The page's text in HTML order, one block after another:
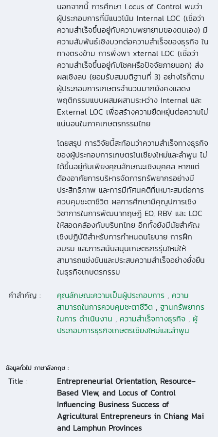
นอกจากนี้ การศึกษา Locus of Control พบว่า
ผู้ประกอบการที่มีแนวโน้ม Internal LOC (เชื่อว่า
ความสําเร็จขึ้นอยู่กับความพยายามของตนเอง) มี
ความสัมพันธ์เชิงบวกต่อความสําเร็จของธุรกิจ ใน
ทางตรงข้าม การพึ่งพา xternal LOC (เชื่อว่า
ความสําเร็จขึ้นอยู่กับโชคหรือปัจจัยภายนอก) ส่ง
ผลเชิงลบ (ยอมรับสมมติฐานที่ 3) อย่างไรก็ตาม
ผู้ประกอบการเกษตรจํานวนมากยังคงแสดง
พฤติกรรมแบบผสมผสานระหว่าง Internal และ
External LOC เพื่อสร้างความยืดหยุ่นต่อความไม่
แน่นอนในภาคเกษตรกรรมไทย
โดยสรุป การวิจัยนี้สะท้อนว่าความสําเร็จทางธุรกิจ
ของผู้ประกอบการเกษตรในเชียงใหม่และลําพูน ไม่
ได้ขึ้นอยู่กับเพียงคุณลักษณะเชิงบุคคล หากแต่
ต้องอาศัยการบริหารจัดการทรัพยากรอย่างมี
ประสิทธิภาพ และการมีทัศนคติที่เหมาะสมต่อการ
ควบคุมชะตาชีวิต ผลการศึกษามีคุณูปการเชิง
วิชาการในการพัฒนาทฤษฎี EO, RBV และ LOC
ให้สอดคล้องกับบริบทไทย อีกทั้งยังมีนัยสําคัญ
เชิงปฏิบัติสําหรับการกําหนดนโยบาย การฝึก
อบรม และการสนับสนุนเกษตรกรรุ่นใหม่ให้
สามารถแข่งขันและประสบความสําเร็จอย่างยั่งยืน
ในธุรกิจเกษตรกรรม
คำสำคัญ :
คุณลักษณะความเป็นผู้ประกอบการ, ความ
สามารถในการควบคุมชะตาชีวิต , ฐานทรัพยากร
ในการ ดําเนินงาน , ความสําเร็จทางธุรกิจ, ผู้
ประกอบการธุรกิจเกษตรเชียงใหม่และลําพูน
ข้อมูลทั่วไป ภาษาอังกฤษ :
Title :
Entrepreneurial Orientation, Resource-
Based View, and Locus of Control
Influencing Business Success of
Agricultural Entrepreneurs in Chiang Mai
and Lamphun Provinces